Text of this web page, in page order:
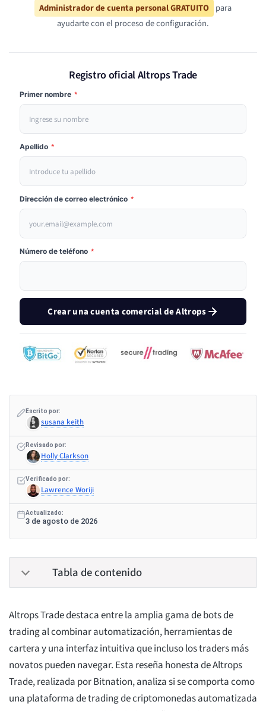
Administrador de cuenta personal GRATUITO para
ayudarte con el proceso de configuración.
Registro oficial Altrops Trade
Primer nombre *
Apellido *
Dirección de correo electrónico *
Número de teléfono *
Crear una cuenta comercial de Altrops
Escrito por:
susana keith
Revisado por:
Holly Clarkson
Verificado por:
Lawrence Woriji
Actualizado:
3 de agosto de 2026
Tabla de contenido
Altrops Trade destaca entre la amplia gama de bots de
trading al combinar automatización, herramientas de
cartera y una interfaz intuitiva que incluso los traders más
novatos pueden navegar. Esta reseña honesta de Altrops
Trade, realizada por Bitnation, analiza si se comporta como
una plataforma de trading de criptomonedas automatizada